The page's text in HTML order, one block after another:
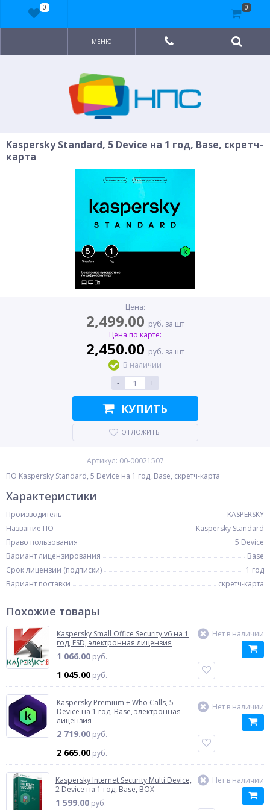
МЕНЮ
Kaspersky Standard, 5 Device на 1 год, Base, скретч-
карта
Цена:
2,499.00 руб. за шт
Цена по карте:
2,450.00 руб. за шт
В наличии
-
+
КУПИТЬ
ОТЛОЖИТЬ
Артикул: 00-00021507
ПО Kaspersky Standard, 5 Device на 1 год, Base, скретч-карта
Характеристики
Производитель
KASPERSKY
Название ПО
Kaspersky Standard
Право пользования
5 Device
Вариант лицензирования
Base
Срок лицензии (подписки)
1 год
Вариант поставки
скретч-карта
Похожие товары
Kaspersky Small Office Security v6 на 1
год, ESD, электронная лицензия
1 066.00 руб.
1 045.00 руб.
Нет в наличии
Kaspersky Premium + Who Calls, 5
Device на 1 год, Base, электронная
лицензия
2 719.00 руб.
2 665.00 руб.
Нет в наличии
Kaspersky Internet Security Multi Device,
2 Device на 1 год, Base, BOX
1 599.00 руб.
Нет в наличии
0 0